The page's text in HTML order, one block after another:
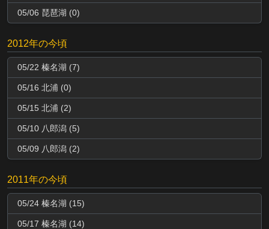
05/06 琵琶湖 (0)
2012年の今頃
05/22 榛名湖 (7)
05/16 北浦 (0)
05/15 北浦 (2)
05/10 八郎潟 (5)
05/09 八郎潟 (2)
2011年の今頃
05/24 榛名湖 (15)
05/17 榛名湖 (14)